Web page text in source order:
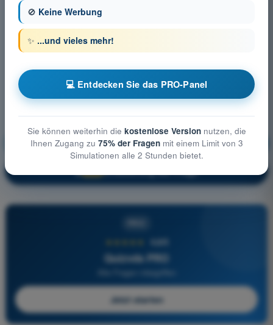
Flugleistung des UAS Ausbildung!
4,6/5
Quizvds PRO
Alle Fragen inbegriffen
Jetzt starten
🚫 Keine Werbung
✨ ...und vieles mehr!
💻 Entdecken Sie das PRO-Panel
Sie können weiterhin die kostenlose Versionnutzen, die
Ihnen Zugang zu 75% der Fragenmit einem Limit von 3
Simulationen alle 2 Stunden bietet.